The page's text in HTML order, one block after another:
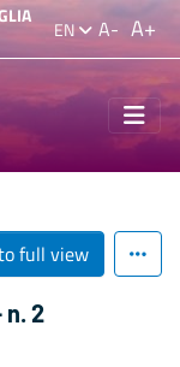
EN A- A+
full view
2